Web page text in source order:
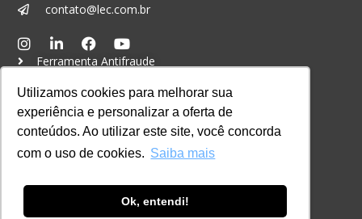
Utilizamos cookies para melhorar sua
experiência e personalizar a oferta de
conteúdos. Ao utilizar este site, você concorda
com o uso de cookies. Saiba mais
Ok, entendi!
contato@lec.com.br
Ferramenta Antifraude
Consulte aqui o cadastro da Instituição no
Sistema e-MEC